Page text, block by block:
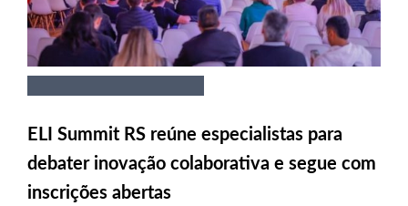
ELI Summit RS reúne especialistas para
debater inovação colaborativa e segue com
inscrições abertas